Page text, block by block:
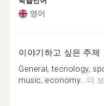
영어
이야기하고 싶은 주제
General, tecnology,
music, economy...더